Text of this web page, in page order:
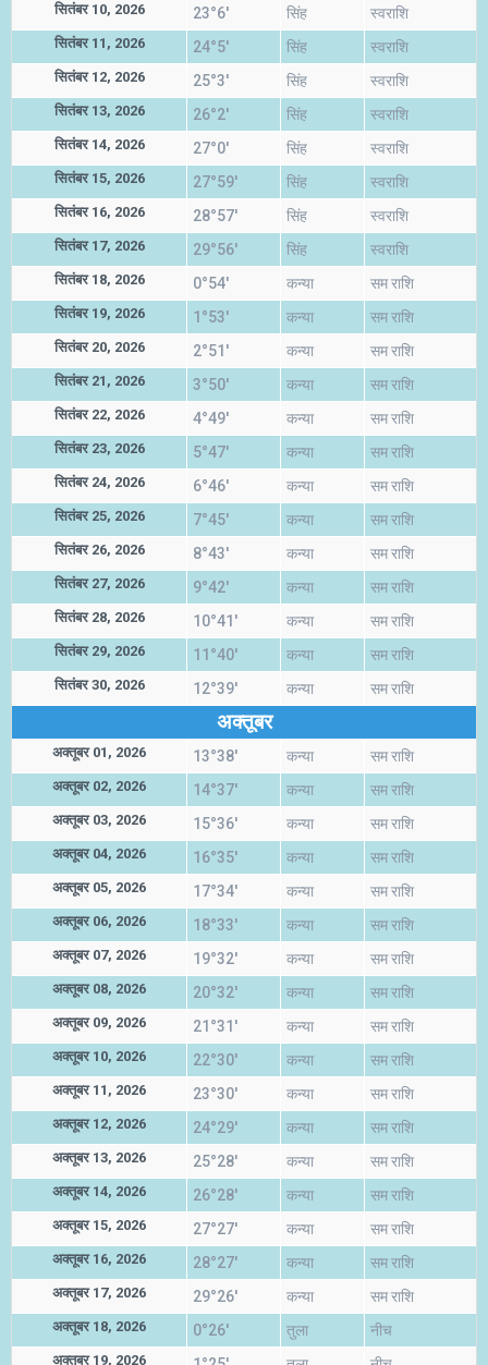
सितंबर 10, 2026 23°6' सिंह स्वराशि
सितंबर 11, 2026 24°5' सिंह स्वराशि
सितंबर 12, 2026 25°3' सिंह स्वराशि
सितंबर 13, 2026 26°2' सिंह स्वराशि
सितंबर 14, 2026 27°0' सिंह स्वराशि
सितंबर 15, 2026 27°59' सिंह स्वराशि
सितंबर 16, 2026 28°57' सिंह स्वराशि
सितंबर 17, 2026 29°56' सिंह स्वराशि
सितंबर 18, 2026 0°54' कन्या सम राशि
सितंबर 19, 2026 1°53' कन्या सम राशि
सितंबर 20, 2026 2°51' कन्या सम राशि
सितंबर 21, 2026 3°50' कन्या सम राशि
सितंबर 22, 2026 4°49' कन्या सम राशि
सितंबर 23, 2026 5°47' कन्या सम राशि
सितंबर 24, 2026 6°46' कन्या सम राशि
सितंबर 25, 2026 7°45' कन्या सम राशि
सितंबर 26, 2026 8°43' कन्या सम राशि
सितंबर 27, 2026 9°42' कन्या सम राशि
सितंबर 28, 2026 10°41' कन्या सम राशि
सितंबर 29, 2026 11°40' कन्या सम राशि
सितंबर 30, 2026 12°39' कन्या सम राशि
अक्तूबर
अक्तूबर 01, 2026 13°38' कन्या सम राशि
अक्तूबर 02, 2026 14°37' कन्या सम राशि
अक्तूबर 03, 2026 15°36' कन्या सम राशि
अक्तूबर 04, 2026 16°35' कन्या सम राशि
अक्तूबर 05, 2026 17°34' कन्या सम राशि
अक्तूबर 06, 2026 18°33' कन्या सम राशि
अक्तूबर 07, 2026 19°32' कन्या सम राशि
अक्तूबर 08, 2026 20°32' कन्या सम राशि
अक्तूबर 09, 2026 21°31' कन्या सम राशि
अक्तूबर 10, 2026 22°30' कन्या सम राशि
अक्तूबर 11, 2026 23°30' कन्या सम राशि
अक्तूबर 12, 2026 24°29' कन्या सम राशि
अक्तूबर 13, 2026 25°28' कन्या सम राशि
अक्तूबर 14, 2026 26°28' कन्या सम राशि
अक्तूबर 15, 2026 27°27' कन्या सम राशि
अक्तूबर 16, 2026 28°27' कन्या सम राशि
अक्तूबर 17, 2026 29°26' कन्या सम राशि
अक्तूबर 18, 2026 0°26' तुला नीच
अक्तूबर 19, 2026